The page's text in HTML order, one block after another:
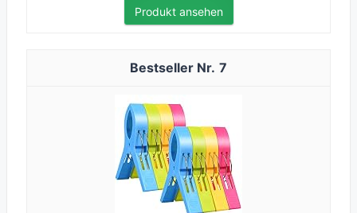
Produkt ansehen
7